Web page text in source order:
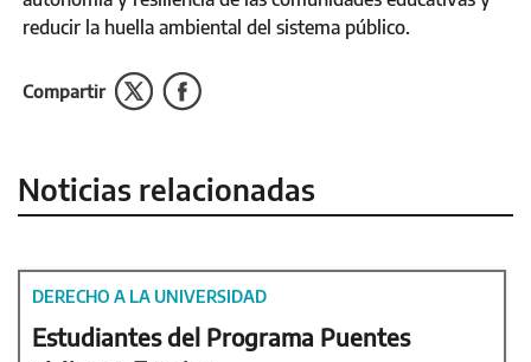
reducir la huella ambiental del sistema público.
Compartir
Noticias relacionadas
DERECHO A LA UNIVERSIDAD
Estudiantes del Programa Puentes